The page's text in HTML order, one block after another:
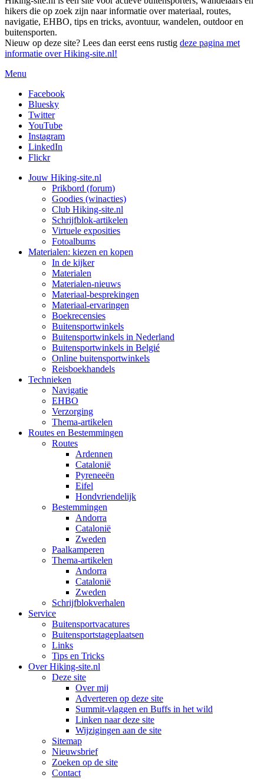
hikers die op zoek zijn naar informatie over materiaal, routes,
navigatie, EHBO, tips en tricks, avontuur, wandelen, outdoor en
buitensporten.
Nieuw op deze site? Lees dan eerst eens rustig deze pagina met
informatie over Hiking-site.nl!
Menu
Facebook
Bluesky
Twitter
YouTube
Instagram
LinkedIn
Flickr
Jouw Hiking-site.nl
Prikbord (forum)
Goodies (winacties)
Club Hiking-site.nl
Schrijfblok-artikelen
Virtuele exposities
Fotoalbums
Materialen: kiezen en kopen
In de kijker
Materialen
Materialen-nieuws
Materiaal-besprekingen
Materiaal-ervaringen
Boekrecensies
Buitensportwinkels
Buitensportwinkels in Nederland
Buitensportwinkels in Belgié
Online buitensportwinkels
Reisboekhandels
Technieken
Navigatie
EHBO
Verzorging
Thema-artikelen
Routes en Bestemmingen
Routes
Ardennen
Catalonië
Pyreneeën
Eifel
Hondvriendelijk
Bestemmingen
Andorra
Catalonië
Zweden
Paalkamperen
Thema-artikelen
Andorra
Catalonië
Zweden
Schrijfblokverhalen
Service
Buitensportvacatures
Buitensportstageplaatsen
Links
Tips en Tricks
Over Hiking-site.nl
Deze site
Over mij
Adverteren op deze site
Summit-vlaggen en Buffs in het wild
Linken naar deze site
Wijzigingen aan de site
Sitemap
Nieuwsbrief
Zoeken op de site
Contact